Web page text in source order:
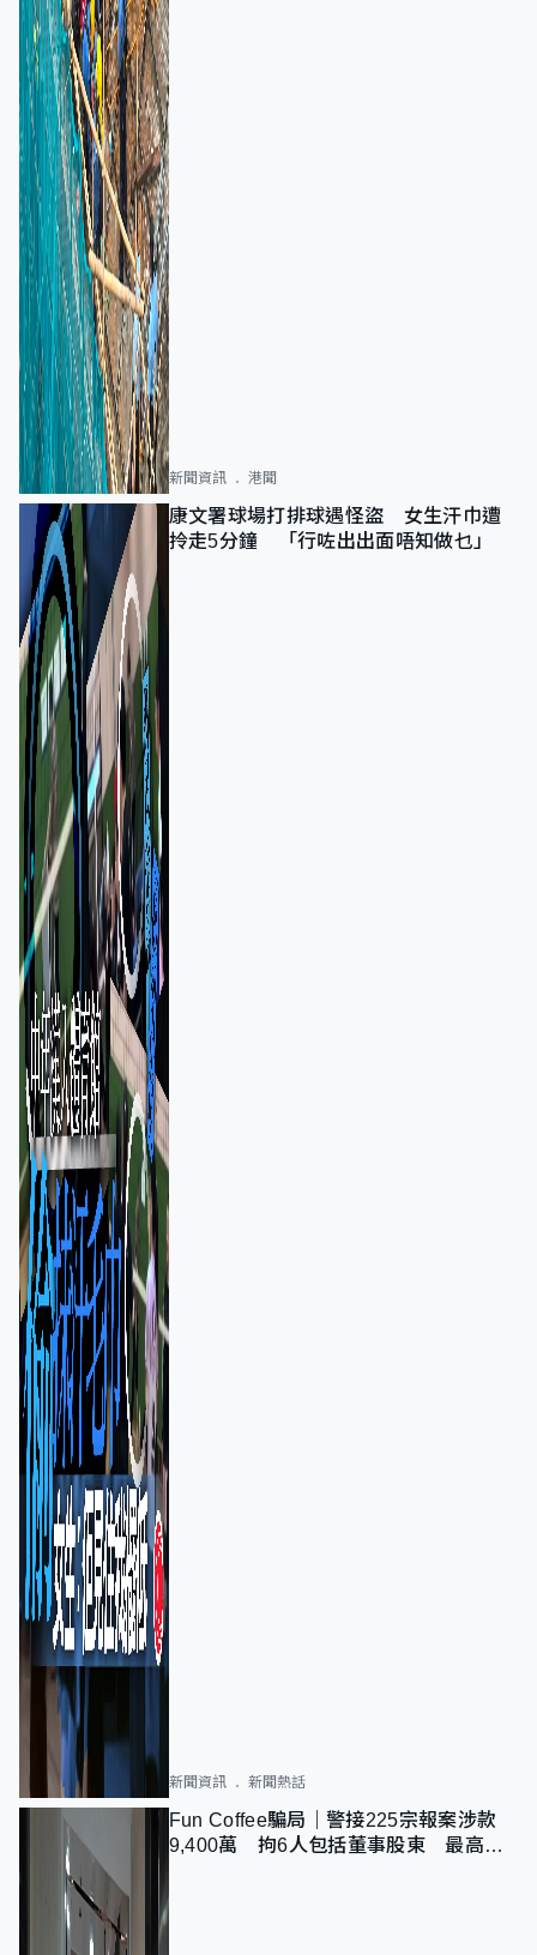
新聞資訊 港聞
康文署球場打排球遇怪盜 女生汗巾遭
拎走5分鐘 「行咗出出面唔知做乜」
新聞資訊 新聞熱話
Fun Coffee騙局｜警接225宗報案涉款
9,400萬 拘6人包括董事股東 最高金